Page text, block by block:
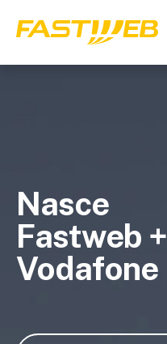
Nasce
Fastweb +
Vodafone